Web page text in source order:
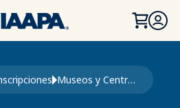
PRINCIPAL
Museos y Centros de Ciencia